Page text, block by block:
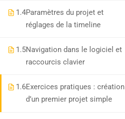
1.4Paramètres du projet et
réglages de la timeline
1.5Navigation dans le logiciel et
raccourcis clavier
1.6Exercices pratiques : création
d’un premier projet simple
HOME
Les Cours
News
UTILITAIRES